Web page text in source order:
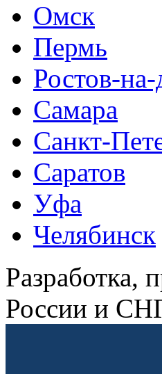
Омск
Пермь
Ростов-
Самара
Санкт-
Саратов
Уфа
Челябинск
Разработка,
России и